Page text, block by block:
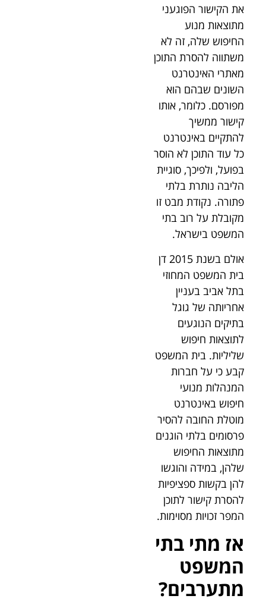
את הקישור הפוגעני
מתוצאות מנוע
החיפוש שלה, זה לא
משתווה להסרת התוכן
מאתרי האינטרנט
השונים שבהם הוא
מפורסם. כלומר, אותו
קישור ממשיך
להתקיים באינטרנט
כל עוד התוכן לא הוסר
בפועל, ולפיכך, סוגיית
הליבה נותרת בלתי
פתורה. נקודת מבט זו
מקובלת על רוב בתי
המשפט בישראל.
אולם בשנת 2015 דן
בית המשפט המחוזי
בתל אביב בעניין
אחריותה של גוגל
בתיקים הנוגעים
לתוצאות חיפוש
שליליות. בית המשפט
קבע כי על חברות
המנהלות מנועי
חיפוש באינטרנט
מוטלת החובה להסיר
פרסומים בלתי הוגנים
מתוצאות החיפוש
שלהן, במידה והוגשו
להן בקשות ספציפיות
להסרת קישור לתוכן
המפר זכויות מסוימות.
אז מתי בתי
המשפט
מתערבים?